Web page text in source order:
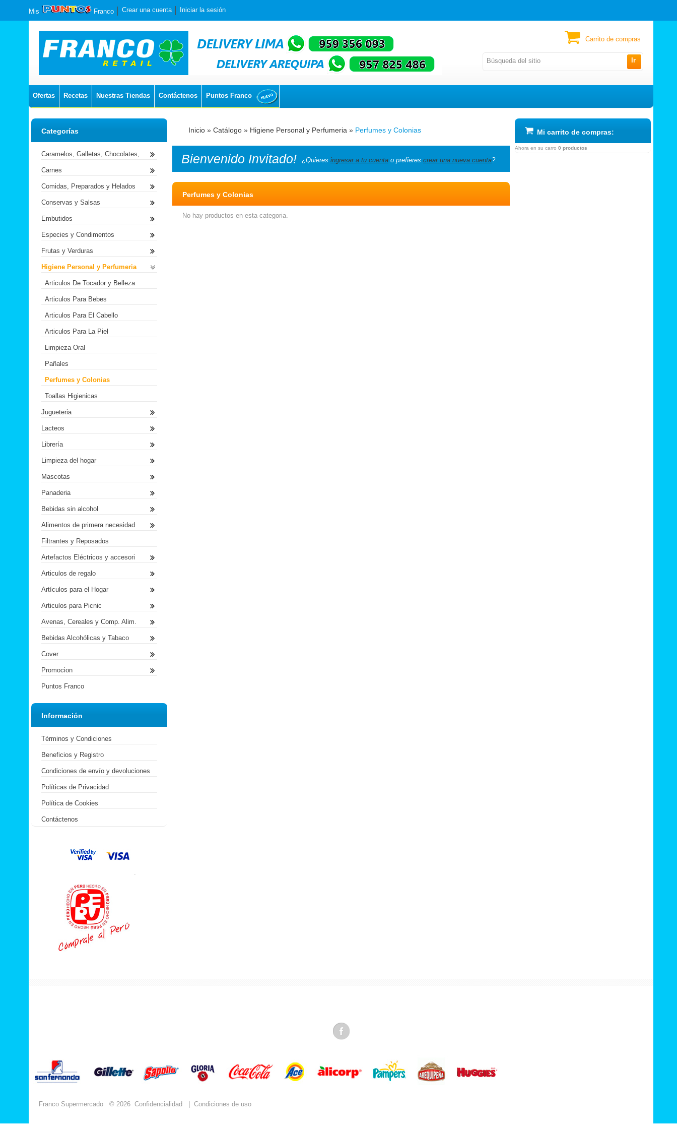
Ir
Mis Franco Crear una cuenta Iniciar la sesión
Ofertas Recetas Nuestras Tiendas Contáctenos Puntos Franco
Carrito de compras
Inicio » Catálogo » Higiene Personal y Perfumeria » Perfumes y Colonias
Bienvenido Invitado! ¿Quieres ingresar a tu cuenta o prefieres crear una nueva cuenta?
Perfumes y Colonias
No hay productos en esta categoria.
Categorías
Caramelos, Galletas, Chocolates,
Carnes
Comidas, Preparados y Helados
Conservas y Salsas
Embutidos
Especies y Condimentos
Frutas y Verduras
Higiene Personal y Perfumeria
Articulos De Tocador y Belleza
Articulos Para Bebes
Articulos Para El Cabello
Articulos Para La Piel
Limpieza Oral
Pañales
Perfumes y Colonias
Toallas Higienicas
Jugueteria
Lacteos
Librería
Limpieza del hogar
Mascotas
Panaderia
Bebidas sin alcohol
Alimentos de primera necesidad
Filtrantes y Reposados
Artefactos Eléctricos y accesori
Articulos de regalo
Artículos para el Hogar
Articulos para Picnic
Avenas, Cereales y Comp. Alim.
Bebidas Alcohólicas y Tabaco
Cover
Promocion
Puntos Franco
Información
Términos y Condiciones
Beneficios y Registro
Condiciones de envío y devoluciones
Políticas de Privacidad
Política de Cookies
Contáctenos
.
Mi carrito de compras:
Ahora en su carro 0 productos
Franco Supermercado © 2026 Confidencialidad Condiciones de uso